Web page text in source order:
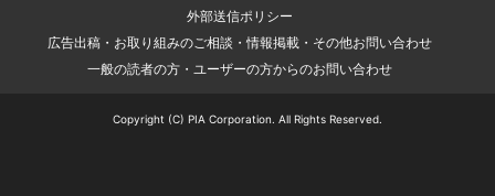
外部送信ポリシー
広告出稿・お取り組みのご相談・情報掲載・その他お問い合わせ
一般の読者の方・ユーザーの方からのお問い合わせ
Copyright (C) PIA Corporation. All Rights Reserved.